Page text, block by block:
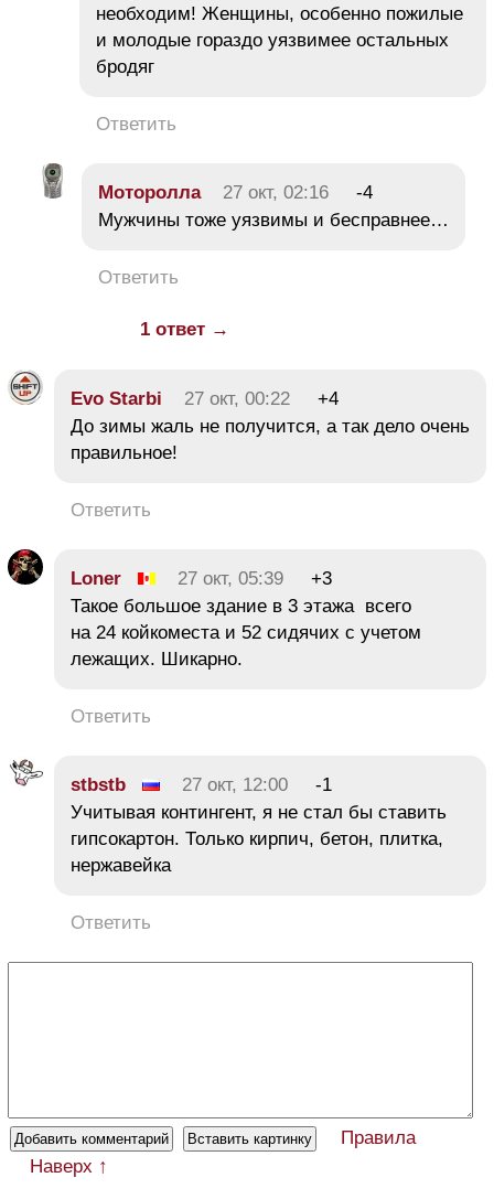
необходим! Женщины, особенно пожилые
и молодые гораздо уязвимее остальных
бродяг
Ответить
Moтoроллa 27 окт, 02:16
-4
Мужчины тоже уязвимы и бесправнее…
Ответить
1 ответ →
Evo Starbi 27 окт, 00:22
+4
До зимы жаль не получится, а так дело очень
правильное!
Ответить
Loner 27 окт, 05:39
+3
Такое большое здание в 3 этажа всего
на 24 койкоместа и 52 сидячих с учетом
лежащих. Шикарно.
Ответить
stbstb 27 окт, 12:00
-1
Учитывая контингент, я не стал бы ставить
гипсокартон. Только кирпич, бетон, плитка,
нержавейка
Ответить
Правила
Наверх ↑